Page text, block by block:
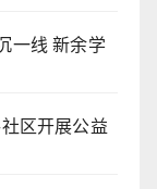
一线 新余学
区开展公益